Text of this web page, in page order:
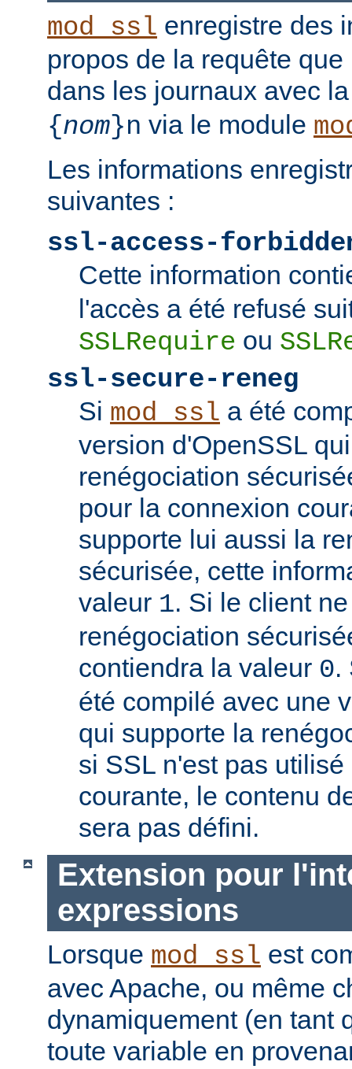
mod_ssl enregistre des
propos de la requête
dans les journaux avec
{nom}n via le module
Les informations
suivantes :
ssl-access-
Cette information
l'accès a été refusé
SSLRequire ou
ssl-secure-reneg
Si mod_ssl a été
version d'OpenSSL
renégociation
pour la connexion
supporte lui aussi la
sécurisée, cette
valeur 1. Si le client
renégociation
contiendra la valeur 0.
été compilé avec une
qui supporte la
si SSL n'est pas
courante, le contenu
sera pas défini.
Extension pour
expressions
Lorsque mod_ssl est
avec Apache, ou même
dynamiquement (en tant
toute variable en